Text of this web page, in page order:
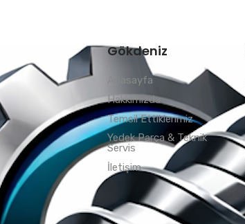
Gökdeniz
Anasayfa
Hakkımızda
Temsil Ettiklerimiz
Yedek Parça & Teknik
Servis
İletişim